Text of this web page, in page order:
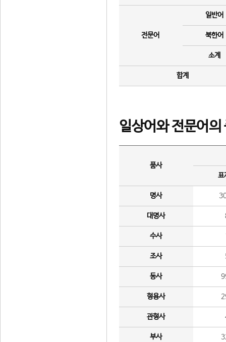
전문어
일반어
북한어
소계
합계
일상어와 전문어의
품사
표
명사
대명사
수사
조사
동사
형용사
관형사
부사